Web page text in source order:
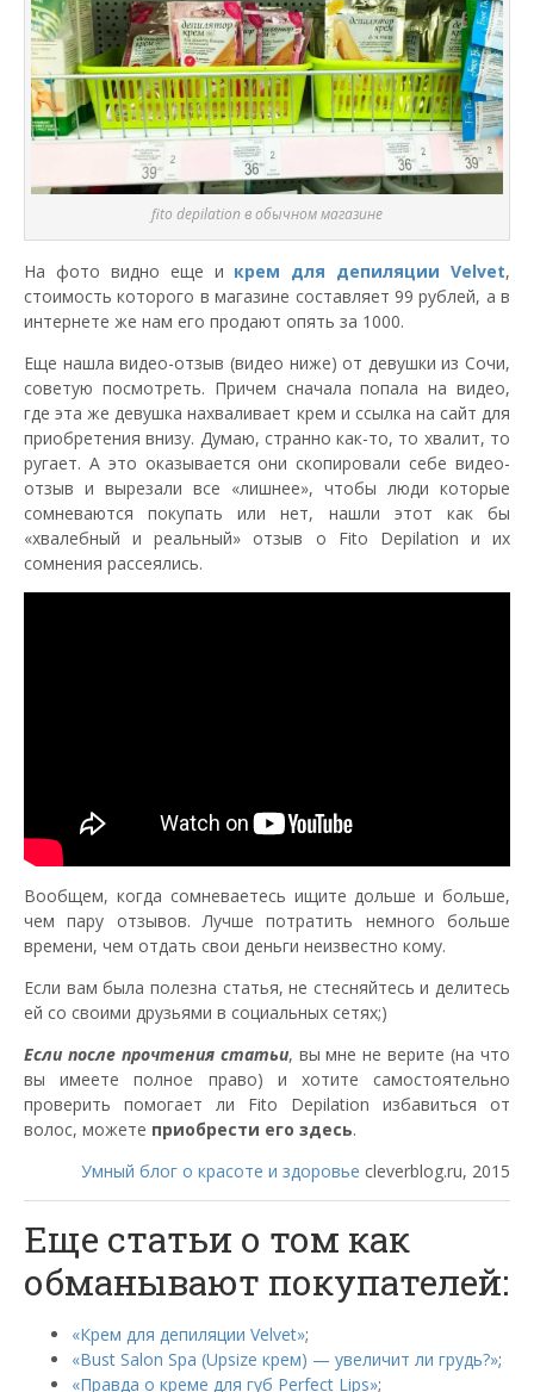
fito depilation в обычном магазине
На фото видно еще и крем для депиляции Velvet,
стоимость которого в магазине составляет 99 рублей, а в
интернете же нам его продают опять за 1000.
Еще нашла видео-отзыв (видео ниже) от девушки из Сочи,
советую посмотреть. Причем сначала попала на видео,
где эта же девушка нахваливает крем и ссылка на сайт для
приобретения внизу. Думаю, странно как-то, то хвалит, то
ругает. А это оказывается они скопировали себе видео-
отзыв и вырезали все «лишнее», чтобы люди которые
сомневаются покупать или нет, нашли этот как бы
«хвалебный и реальный» отзыв о Fito Depilation и их
сомнения рассеялись.
Вообщем, когда сомневаетесь ищите дольше и больше,
чем пару отзывов. Лучше потратить немного больше
времени, чем отдать свои деньги неизвестно кому.
Если вам была полезна статья, не стесняйтесь и делитесь
ей со своими друзьями в социальных сетях;)
Если после прочтения статьи, вы мне не верите (на что
вы имеете полное право) и хотите самостоятельно
проверить помогает ли Fito Depilation избавиться от
волос, можете приобрести его здесь.
Умный блог о красоте и здоровье cleverblog.ru, 2015
Еще статьи о том как
обманывают покупателей:
«Крем для депиляции Velvet»;
«Bust Salon Spa (Upsize крем) — увеличит ли грудь?»;
«Правда о креме для губ Perfect Lips»;